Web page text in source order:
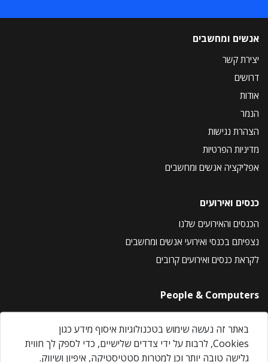
אנשים ומחשבים
יצירת קשר
דרושים
אודות
הנמר
הצהרת נגישות
מדיניות הפרטיות
אפליקציה אנשים ומחשבים
כנסים ואירועים
הכנסים והאירועים שלנו
נצפיתם בכנסי ואירועי אנשים ומחשבים
לקראת כנסים ואירועים קרובים
People & Computers
About Us
Privacy Policy
Contact Us
באתר זה נעשה שימוש בטכנולוגיות איסוף מידע כגון
Cookies, לרבות על ידי צדדים שלישיים, כדי לספק לך חווית
גלישה טובה יותר וכן למטרות סטטיסטיקה, איפיון ושיווק.